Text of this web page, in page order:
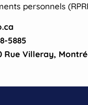
personnels
5885
Rue Villeray,